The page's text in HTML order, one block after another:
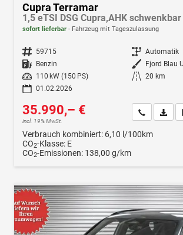
Cupra Terramar
1,5 eTSI DSG Cupra,AHK
sofort lieferbar Fahrzeug mit Tageszulassung
Fahrzeugnr. 59715 Getriebe Automatik
Kraftstoff Benzin Außenfarbe Fjord Blau
Leistung
110 kW (150 PS) Kilometerstand 20 km
01.02.2026
35.990,– €
incl. 19% MwSt.
Wir rufen
Verbrauch kombiniert: 6,10 l/100km
CO2-Klasse: E
CO2-Emissionen: 138,00 g/km